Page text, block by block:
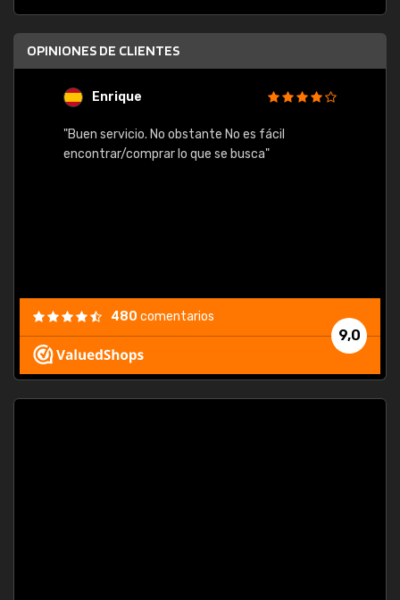
OPINIONES DE CLIENTES
Enrique
"Buen servicio. No obstante No es fácil
encontrar/comprar lo que se busca"
9,0
480 comentarios